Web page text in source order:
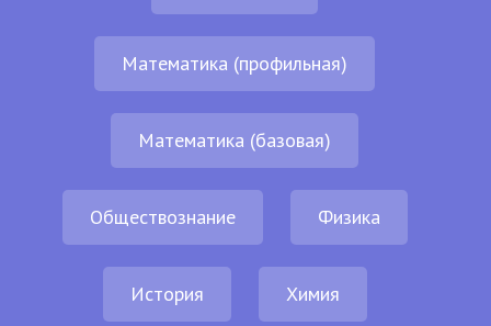
Математика (профильная)
Математика (базовая)
Обществознание Физика
История Химия